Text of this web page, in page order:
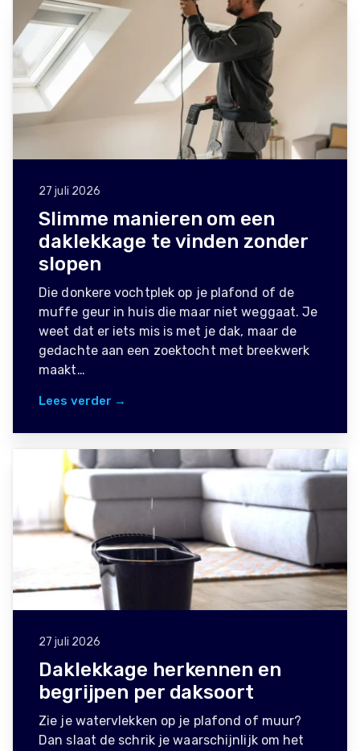
27 juli 2026
Slimme manieren om een
daklekkage te vinden zonder
slopen
Die donkere vochtplek op je plafond of de
muffe geur in huis die maar niet weggaat. Je
weet dat er iets mis is met je dak, maar de
gedachte aan een zoektocht met breekwerk
maakt…
Lees verder →
27 juli 2026
Daklekkage herkennen en
begrijpen per daksoort
Zie je watervlekken op je plafond of muur?
Dan slaat de schrik je waarschijnlijk om het